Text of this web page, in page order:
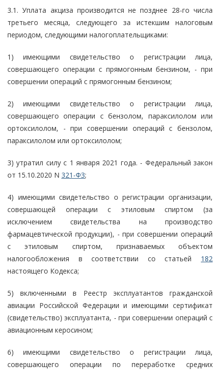
3.1. Уплата акциза производится не позднее 28-го числа
третьего месяца, следующего за истекшим налоговым
периодом, следующими налогоплательщиками:
1) имеющими свидетельство о регистрации лица,
совершающего операции с прямогонным бензином, - при
совершении операций с прямогонным бензином;
2) имеющими свидетельство о регистрации лица,
совершающего операции с бензолом, параксилолом или
ортоксилолом, - при совершении операций с бензолом,
параксилолом или ортоксилолом;
3) утратил силу с 1 января 2021 года. - Федеральный закон
от 15.10.2020 N 321-ФЗ;
4) имеющими свидетельство о регистрации организации,
совершающей операции с этиловым спиртом (за
исключением свидетельства на производство
фармацевтической продукции), - при совершении операций
с этиловым спиртом, признаваемых объектом
налогообложения в соответствии со статьей 182
настоящего Кодекса;
5) включенными в Реестр эксплуатантов гражданской
авиации Российской Федерации и имеющими сертификат
(свидетельство) эксплуатанта, - при совершении операций с
авиационным керосином;
6) имеющими свидетельство о регистрации лица,
совершающего операции по переработке средних